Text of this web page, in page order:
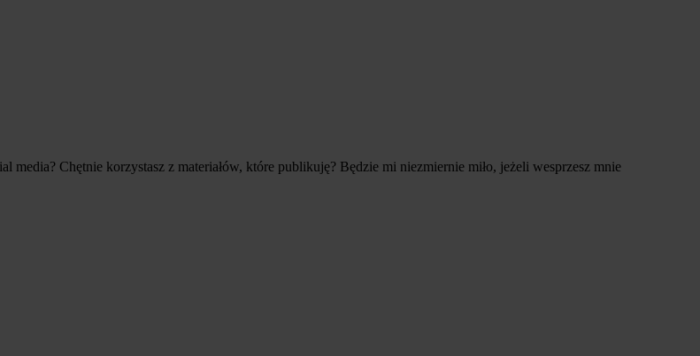
Chętnie korzystasz z materiałów, które publikuję? Będzie mi niezmiernie miło, jeżeli wesprzesz mnie